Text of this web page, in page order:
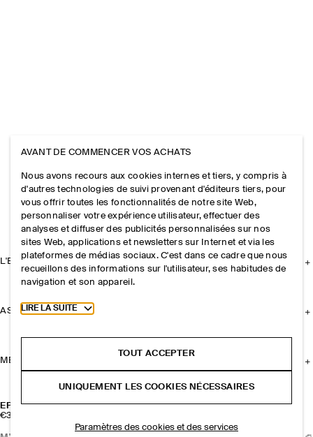
ÉPINGLE À CRAVATE FAÇON GALET
€35
L'ENTREPRISE
ASSISTANCE
MENTIONS LÉGALES
AVANT DE COMMENCER VOS ACHATS
Nous avons recours aux cookies internes et tiers, y compris à
d'autres technologies de suivi provenant d'éditeurs tiers, pour
vous offrir toutes les fonctionnalités de notre site Web,
personnaliser votre expérience utilisateur, effectuer des
analyses et diffuser des publicités personnalisées sur nos
sites Web, applications et newsletters sur Internet et via les
plateformes de médias sociaux. C'est dans ce cadre que nous
recueillons des informations sur l'utilisateur, ses habitudes de
navigation et son appareil.
Toggle more cookie information
LIRE LA SUITE
TOUT ACCEPTER
UNIQUEMENT LES COOKIES NÉCESSAIRES
Paramètres des cookies et des services